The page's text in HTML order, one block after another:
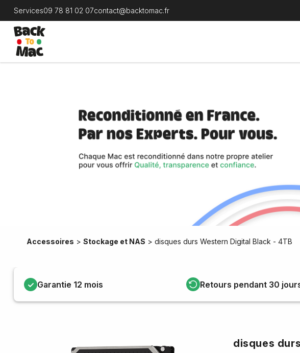
Services09 78 81 02 07contact@backtomac.fr
Accessoires > Stockage et NAS > disques durs Western Digital Black - 4TB
Garantie 12 mois Retours pendant 30
disques